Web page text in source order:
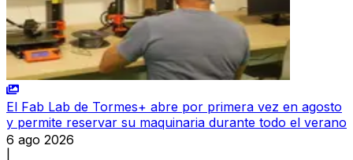
El Fab Lab de Tormes+ abre por primera vez en agosto
y permite reservar su maquinaria durante todo el verano
6 ago 2026